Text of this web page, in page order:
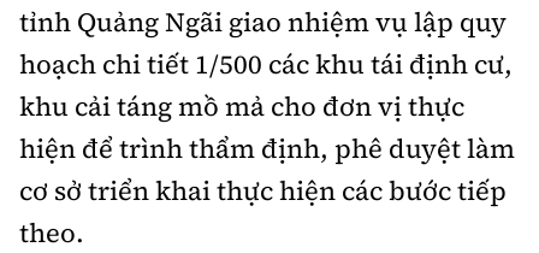
tỉnh Quảng Ngãi giao nhiệm vụ lập quy
hoạch chi tiết 1/500 các khu tái định cư,
khu cải táng mồ mả cho đơn vị thực
hiện để trình thẩm định, phê duyệt làm
cơ sở triển khai thực hiện các bước tiếp
theo.